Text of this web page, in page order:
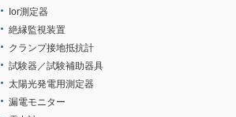
Ior測定器
絶縁監視装置
クランプ接地抵抗計
試験器／試験補助器具
太陽光発電用測定器
漏電モニター